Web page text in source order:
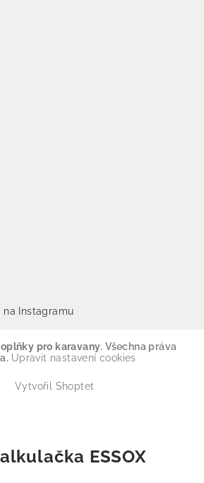
na Instagramu
pro karavany. Všechna práva
Upravit nastavení cookies
Vytvořil Shoptet
ESSOX